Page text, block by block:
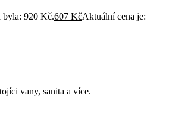
byla: 920 Kč.607 KčAktuální cena je:
vany, sanita a více.